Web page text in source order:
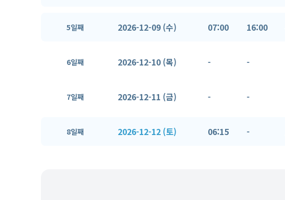
5일째 2026-12-09 (수) 07:00 16:00
6일째 2026-12-10 (목) - -
7일째 2026-12-11 (금) - -
8일째 2026-12-12 (토) 06:15 -